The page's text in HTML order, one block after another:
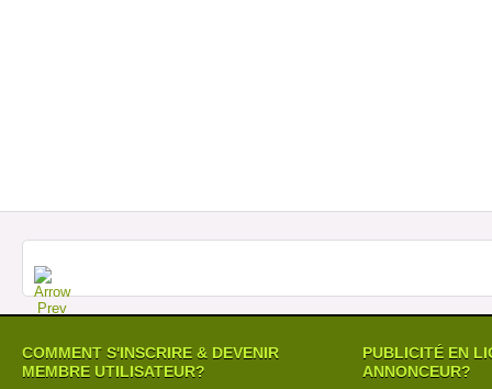
COMMENT S'INSCRIRE & DEVENIR
MEMBRE UTILISATEUR?
PUBLICITÉ EN
ANNONCEUR?